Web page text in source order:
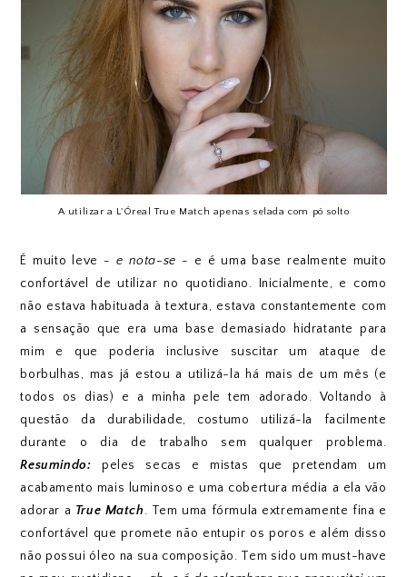
A utilizar a L'Óreal True Match apenas selada com pó solto
É muito leve - e nota-se - e é uma base realmente muito
confortável de utilizar no quotidiano. Inicialmente, e como
não estava habituada à textura, estava constantemente com
a sensação que era uma base demasiado hidratante para
mim e que poderia inclusive suscitar um ataque de
borbulhas, mas já estou a utilizá-la há mais de um mês (e
todos os dias) e a minha pele tem adorado. Voltando à
questão da durabilidade, costumo utilizá-la facilmente
durante o dia de trabalho sem qualquer problema.
Resumindo: peles secas e mistas que pretendam um
acabamento mais luminoso e uma cobertura média a ela vão
adorar a True Match. Tem uma fórmula extremamente fina e
confortável que promete não entupir os poros e além disso
não possui óleo na sua composição. Tem sido um must-have